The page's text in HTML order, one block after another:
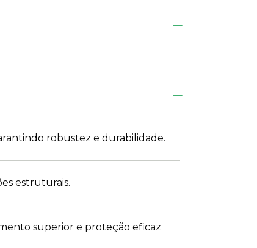
robustez e durabilidade.
estruturais.
superior e proteção eficaz